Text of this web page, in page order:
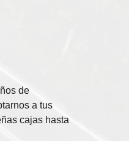
de
a tus
cajas hasta